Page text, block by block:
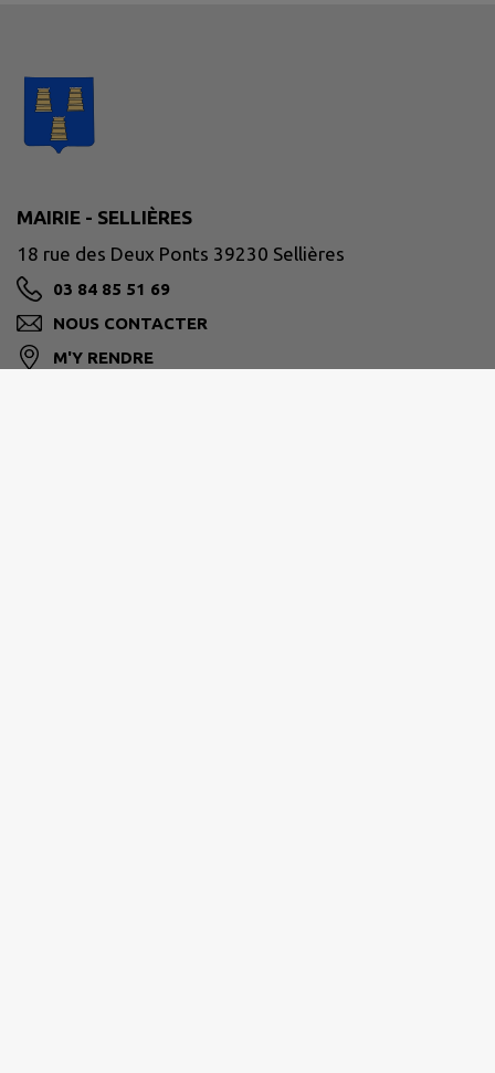
MAIRIE - SELLIÈRES
18 rue des Deux Ponts 39230 Sellières
03 84 85 51 69
NOUS CONTACTER
M'Y RENDRE